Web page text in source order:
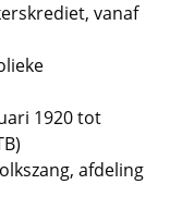
vanaf
1920 tot
afdeling